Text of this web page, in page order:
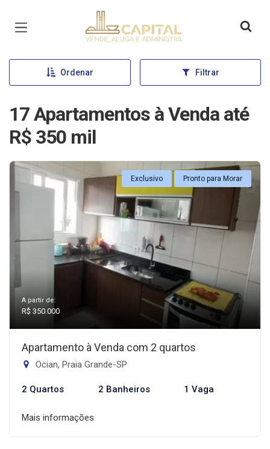
Página inicial
Ordenar Filtrar
17 Apartamentos à Venda até
R$ 350 mil
Exclusivo Pronto para Morar
A partir de:
R$ 350.000
Apartamento à Venda com 2 quartos
Ocian, Praia Grande-SP
2 Quartos 2 Banheiros 1 Vaga
Mais informações